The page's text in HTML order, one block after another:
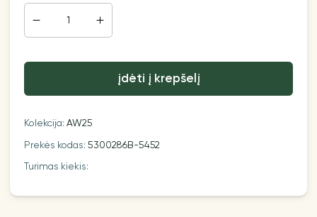
įdėti į krepšelį
Kolekcija:AW25
Prekės kodas:5300286B-5452
Turimas kiekis: